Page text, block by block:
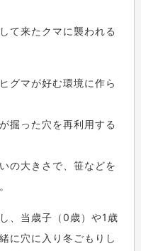
て来たクマに襲われる
グマが好む環境に作ら
掘った穴を再利用する
の大きさで、笹などを
、当歳子（0歳）や1歳
に穴に入り冬ごもりし